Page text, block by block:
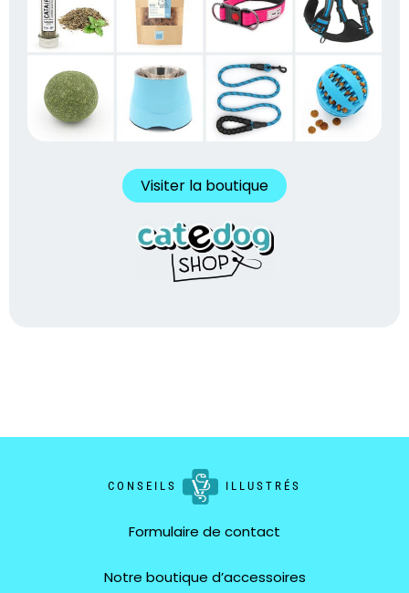
Visiter la boutique
CONSEILS ILLUSTRÉS
Formulaire de contact
Notre boutique d’accessoires